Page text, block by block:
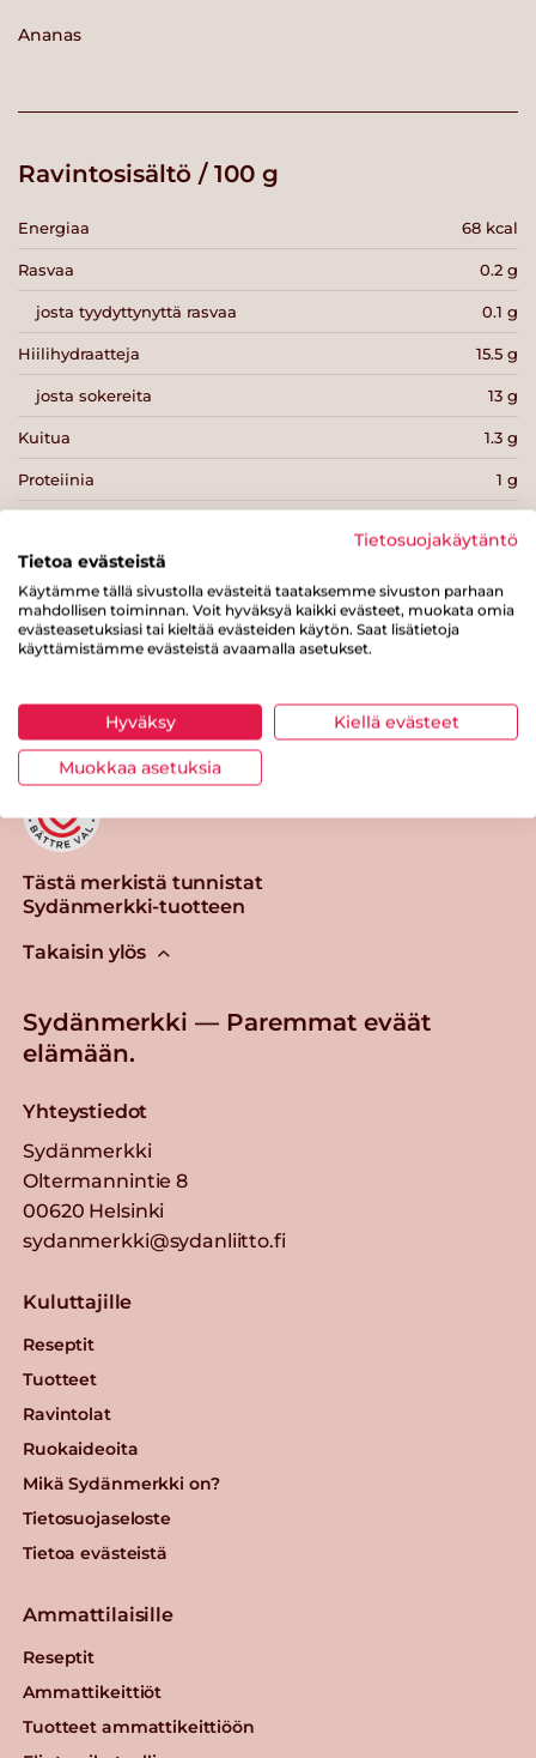
Ananas
Ravintosisältö / 100 g
Energiaa 68 kcal
Rasvaa 0.2 g
josta tyydyttynyttä rasvaa 0.1 g
Hiilihydraatteja 15.5 g
josta sokereita 13 g
Kuitua 1.3 g
Proteiinia 1 g
Tulosta sivu
Tästä merkistä tunnistat
Sydänmerkki-tuotteen
Takaisin ylös
Sydänmerkki — Paremmat eväät
elämään.
Yhteystiedot
Sydänmerkki
Oltermannintie 8
00620 Helsinki
sydanmerkki@sydanliitto.fi
Kuluttajille
Reseptit
Tuotteet
Ravintolat
Ruokaideoita
Mikä Sydänmerkki on?
Tietosuojaseloste
Tietoa evästeistä
Ammattilaisille
Reseptit
Ammattikeittiöt
Tuotteet ammattikeittiöön
Tietosuojakäytäntö
Tietoa evästeistä
Käytämme tällä sivustolla evästeitä taataksemme sivuston parhaan
mahdollisen toiminnan. Voit hyväksyä kaikki evästeet, muokata omia
evästeasetuksiasi tai kieltää evästeiden käytön. Saat lisätietoja
käyttämistämme evästeistä avaamalla asetukset.
Hyväksy Kiellä evästeet
Muokkaa asetuksia